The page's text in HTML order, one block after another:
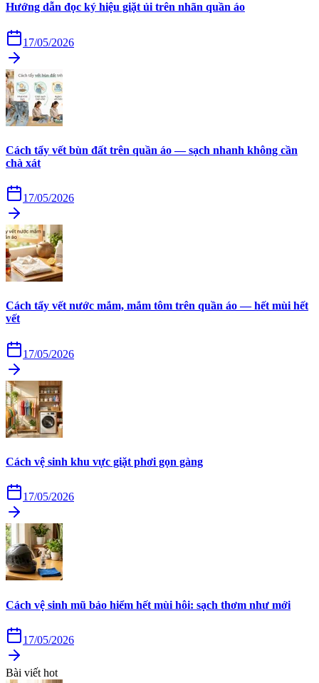
Hướng dẫn đọc ký hiệu giặt ủi trên nhãn quần áo
17/05/2026
Cách tẩy vết bùn đất trên quần áo — sạch nhanh không cần
chà xát
17/05/2026
Cách tẩy vết nước mắm, mắm tôm trên quần áo — hết mùi hết
vết
17/05/2026
Cách vệ sinh khu vực giặt phơi gọn gàng
17/05/2026
Cách vệ sinh mũ bảo hiểm hết mùi hôi: sạch thơm như mới
17/05/2026
Bài viết hot